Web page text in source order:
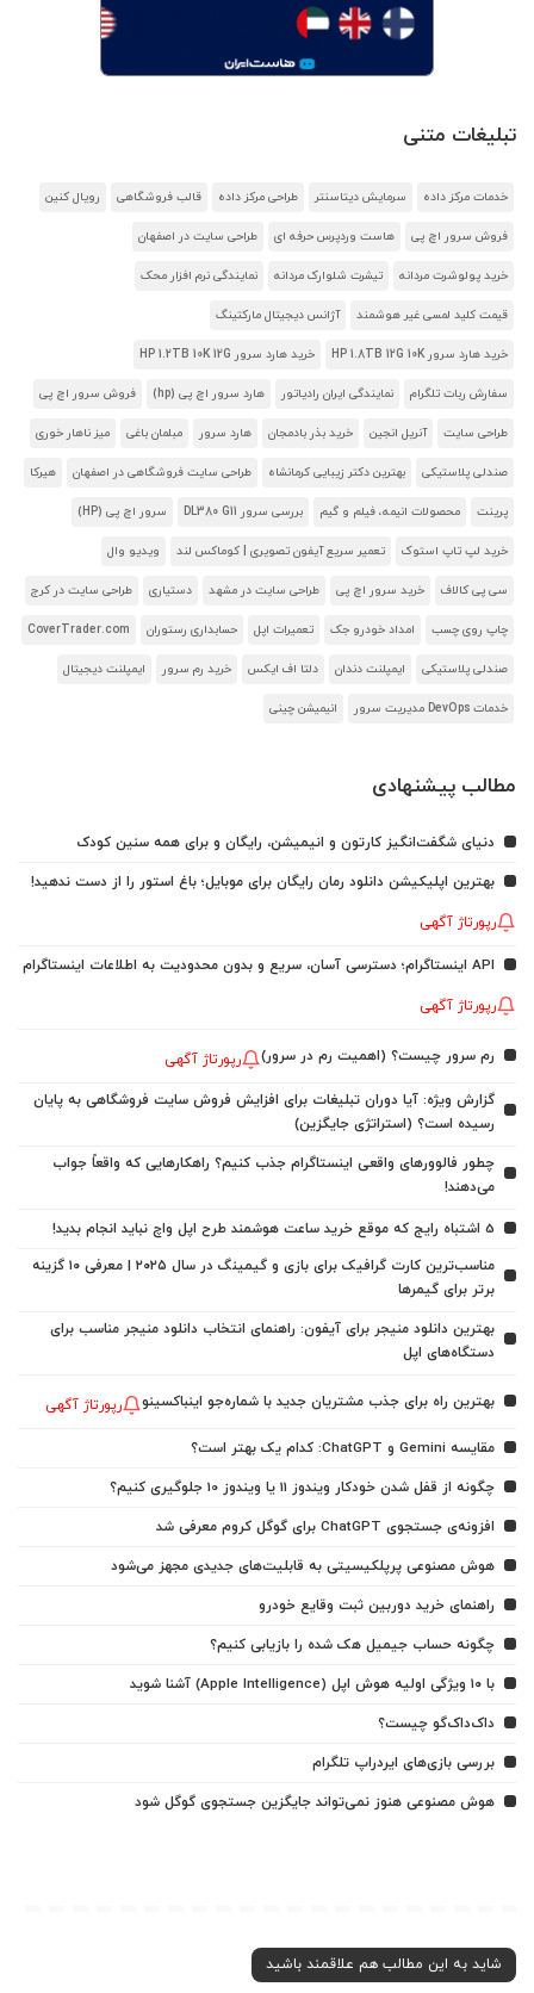
تبلیغات متنی
خدمات مرکز داده سرمایش دیتاسنتر طراحی مرکز داده قالب فروشگاهی رویال کنین
فروش سرور اچ پی هاست وردپرس حرفه ای طراحی سایت در اصفهان
خرید پولوشرت مردانه تیشرت شلوارک مردانه نمایندگی نرم افزار محک
قیمت کلید لمسی غیر هوشمند آژانس دیجیتال مارکتینگ
خرید هارد سرور HP 1.8TB 12G 10K خرید هارد سرور HP 1.2TB 10K 12G
سفارش ربات تلگرام نمایندگی ایران رادیاتور هارد سرور اچ پی (hp) فروش سرور اچ پی
طراحی سایت آنریل انجین خرید بذر بادمجان هارد سرور مبلمان باغی میز ناهار خوری
صندلی پلاستیکی بهترین دکتر زیبایی کرمانشاه طراحی سایت فروشگاهی در اصفهان هیرکا
پرینت محصولات انیمه، فیلم و گیم بررسی سرور DL380 G11 سرور اچ پی (HP)
خرید لپ تاپ استوک تعمیر سریع آیفون تصویری | کوماکس لند ویدیو وال
سی پی کالاف خرید سرور اچ پی طراحی سایت در مشهد دستیاری طراحی سایت در کرج
چاپ روی چسب امداد خودرو جک تعمیرات اپل حسابداری رستوران CoverTrader.com
صندلی پلاستیکی ایمپلنت دندان دلتا اف ایکس خرید رم سرور ایمپلنت دیجیتال
خدمات DevOps مدیریت سرور انیمیشن چینی
مطالب پیشنهادی
دنیای شگفت‌انگیز کارتون و انیمیشن، رایگان و برای همه سنین کودک
بهترین اپلیکیشن دانلود رمان رایگان برای موبایل؛ باغ استور را از دست ندهید!
رپورتاژ آگهی
API اینستاگرام؛ دسترسی آسان، سریع و بدون محدودیت به اطلاعات اینستاگرام
رپورتاژ آگهی
رم سرور چیست؟ (اهمیت رم در سرور) رپورتاژ آگهی
گزارش ویژه: آیا دوران تبلیغات برای افزایش فروش سایت فروشگاهی به پایان
رسیده است؟ (استراتژی جایگزین)
چطور فالوورهای واقعی اینستاگرام جذب کنیم؟ راهکارهایی که واقعاً جواب
می‌دهند!
5 اشتباه رایج که موقع خرید ساعت هوشمند طرح اپل واچ نباید انجام بدید!
مناسب‌ترین کارت گرافیک برای بازی و گیمینگ در سال ۲۰۲۵ | معرفی ۱۰ گزینه
برتر برای گیمرها
بهترین دانلود منیجر برای آیفون: راهنمای انتخاب دانلود منیجر مناسب برای
دستگاه‌های اپل
بهترین راه برای جذب مشتریان جدید با شماره‌جو اینباکسینو رپورتاژ آگهی
مقایسه Gemini و ChatGPT: کدام یک بهتر است؟
چگونه از قفل شدن خودکار ویندوز 11 یا ویندوز 10 جلوگیری کنیم؟
افزونه‌ی جستجوی ChatGPT برای گوگل کروم معرفی شد
هوش مصنوعی پرپلکیسیتی به قابلیت‌های جدیدی مجهز می‌شود
راهنمای خرید دوربین ثبت وقایع خودرو
چگونه حساب جیمیل هک شده را بازیابی کنیم؟
با ۱۰ ویژگی اولیه هوش اپل (Apple Intelligence) آشنا شوید
داک‌داک‌گو چیست؟
بررسی بازی‌های ایردراپ تلگرام
هوش مصنوعی هنوز نمی‌تواند جایگزین جستجوی گوگل شود
شاید به این مطالب هم علاقمند باشید